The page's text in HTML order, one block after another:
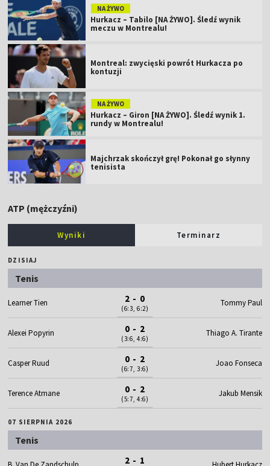
NA ŻYWO
Hurkacz – Tabilo [NA ŻYWO]. Śledź wynik
meczu w Montrealu!
Montreal: zwycięski powrót Hurkacza po
kontuzji
NA ŻYWO
Hurkacz – Giron [NA ŻYWO]. Śledź wynik 1.
rundy w Montrealu!
Majchrzak skończył grę! Pokonał go słynny
tenisista
ATP (mężczyźni)
Wyniki Terminarz
DZISIAJ
Tenis
Learner Tien 2 - 0
(6:3, 6:2)
Tommy Paul
Alexei Popyrin 0 - 2
(3:6, 4:6)
Thiago A. Tirante
Casper Ruud 0 - 2
(6:7, 3:6)
Joao Fonseca
Terence Atmane 0 - 2
(5:7, 4:6)
Jakub Mensik
07 SIERPNIA 2026
Tenis
2 - 1